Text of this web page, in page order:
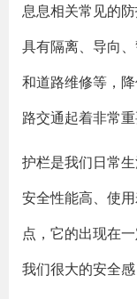
息息相关常见的
具有隔离、导向
和道路维修等，
路交通起着非常重
护栏是我们日常
安全性能高、使
点，它的出现在
我们很大的安全